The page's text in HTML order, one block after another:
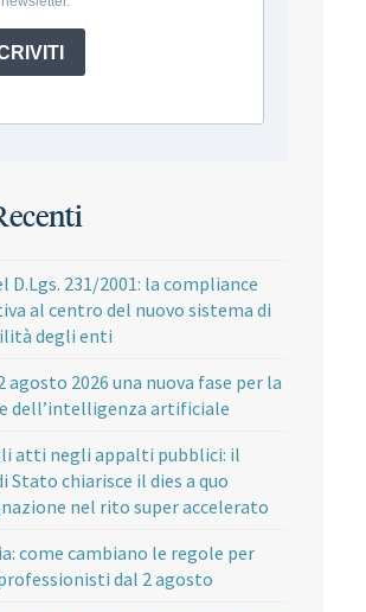
D.Lgs. 231/2001: la compliance
al centro del nuovo sistema di
degli enti
agosto 2026 una nuova fase per la
dell’intelligenza artificiale
atti negli appalti pubblici: il
Stato chiarisce il dies a quo
nel rito super accelerato
come cambiano le regole per
dal 2 agosto